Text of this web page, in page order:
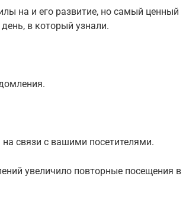
на и его развитие, но самый ценный
в который узнали.
связи с вашими посетителями.
увеличило повторные посещения в